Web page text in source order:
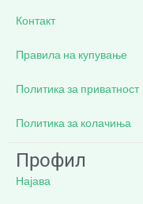
Контакт
Правила на купување
Политика за приватност
Политика за колачиња
Профил
Најава